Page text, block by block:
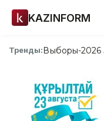
KAZINFORM
Тренды:Выборы-2026